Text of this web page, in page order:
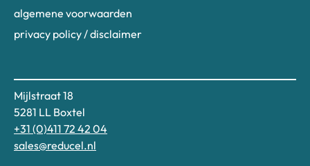
algemene voorwaarden
privacy policy / disclaimer
Mijlstraat 18
5281 LL Boxtel
+31 (0)411 72 42 04
sales@reducel.nl